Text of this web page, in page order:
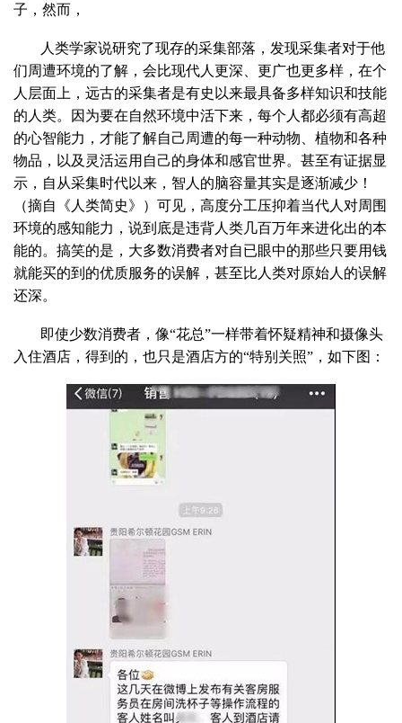
子，然而，
人类学家说研究了现存的采集部落，发现采集者对于他
们周遭环境的了解，会比现代人更深、更广也更多样，在个
人层面上，远古的采集者是有史以来最具备多样知识和技能
的人类。因为要在自然环境中活下来，每个人都必须有高超
的心智能力，才能了解自己周遭的每一种动物、植物和各种
物品，以及灵活运用自己的身体和感官世界。甚至有证据显
示，自从采集时代以来，智人的脑容量其实是逐渐减少！
（摘自《人类简史》）可见，高度分工压抑着当代人对周围
环境的感知能力，说到底是违背人类几百万年来进化出的本
能的。搞笑的是，大多数消费者对自已眼中的那些只要用钱
就能买的到的优质服务的误解，甚至比人类对原始人的误解
还深。
即使少数消费者，像“花总”一样带着怀疑精神和摄像头
入住酒店，得到的，也只是酒店方的“特别关照”，如下图：